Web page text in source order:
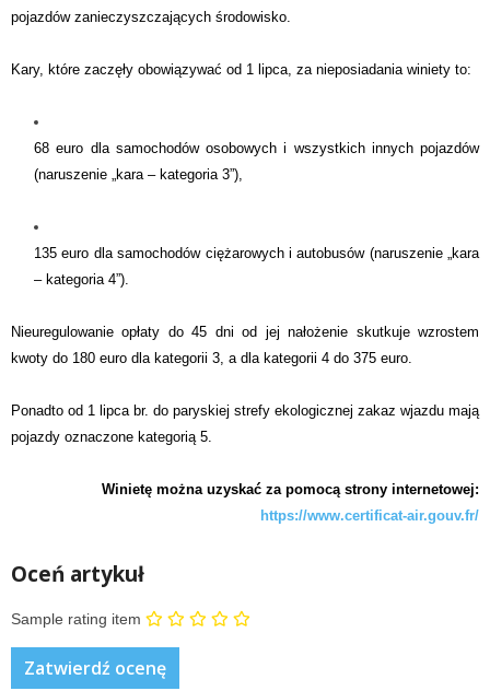
pojazdów zanieczyszczających środowisko.
Kary, które zaczęły obowiązywać od 1 lipca, za nieposiadania winiety to:
68 euro dla samochodów osobowych i wszystkich innych pojazdów
(naruszenie „kara – kategoria 3”),
135 euro dla samochodów ciężarowych i autobusów (naruszenie „kara
– kategoria 4”).
Nieuregulowanie opłaty do 45 dni od jej nałożenie skutkuje wzrostem
kwoty do 180 euro dla kategorii 3, a dla kategorii 4 do 375 euro.
Ponadto od 1 lipca br. do paryskiej strefy ekologicznej zakaz wjazdu mają
pojazdy oznaczone kategorią 5.
Winietę można uzyskać za pomocą strony internetowej:
https://www.certificat-air.gouv.fr/
Oceń artykuł
Sample rating item